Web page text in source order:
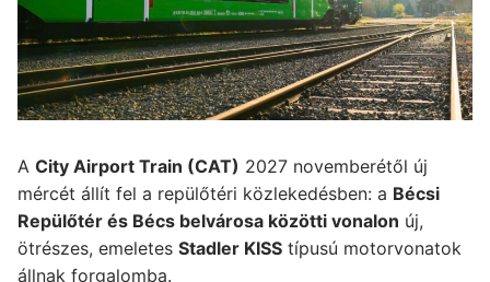
A City Airport Train (CAT) 2027 novemberétől új
mércét állít fel a repülőtéri közlekedésben: a Bécsi
Repülőtér és Bécs belvárosa közötti vonalon új,
ötrészes, emeletes Stadler KISS típusú motorvonatok
állnak forgalomba.